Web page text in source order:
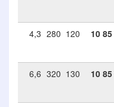
4,3 280 120 10 85
6,6 320 130 10 85